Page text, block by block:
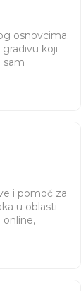
osnovcima.
koji
sam
kao i
se dalje
i pomoć za
u oblasti
online,
60min).